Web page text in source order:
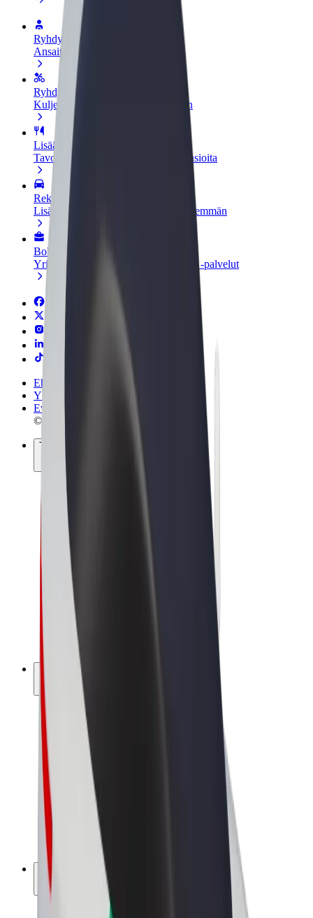
Ryhdy kuljettajaksi
Ansaitse omilla ehdoillasi
Ryhdy ruokalähetiksi
Kuljeta ruokaa ja ansaitse viikoittain
Lisää ravintola tai kauppa
Tavoita lisää asiakkaita ja kasvata ansioita
Rekisteröidy fleet-omistajaksi
Lisää autokantasi Boltiin ja tienaa enemmän
Bolt for Business
Yrityksellesi skaalatut Bolt-tuotteet ja -palvelut
Ehdot
Yksityisyys
Evästeet
© 2026 Bolt Technology OÜ
Tuotteet
Kyydit
Sähköpotkulaudat
Bolt-kauppa
Bolt Food
Bolt Drive
Bolt for Business
Sähköpyörät
Bolt Plus
Tienaa Boltilla
Kuljettajat
Kuljettajan ansiot
Ruokalähetit
Lähetin ansiot
Bolt Food -kauppiaat
Fleeteille
Franchiset
Yritys